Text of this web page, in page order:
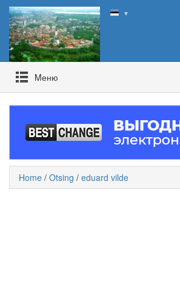
▼
Mеню
Home / Otsing / eduard vilde